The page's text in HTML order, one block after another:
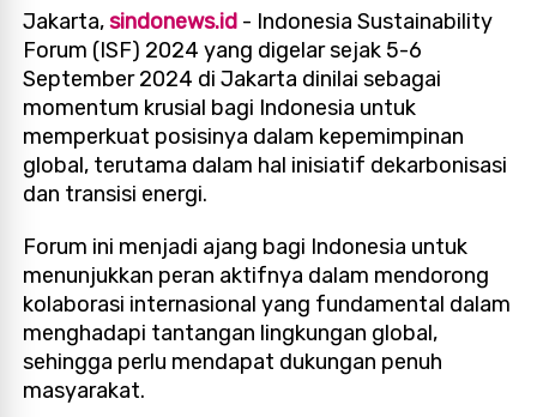
Jakarta,sindonews.id - Indonesia Sustainability
Forum (ISF) 2024 yang digelar sejak 5-6
September 2024 di Jakarta dinilai sebagai
momentum krusial bagi Indonesia untuk
memperkuat posisinya dalam kepemimpinan
global, terutama dalam hal inisiatif dekarbonisasi
dan transisi energi.
Forum ini menjadi ajang bagi Indonesia untuk
menunjukkan peran aktifnya dalam mendorong
kolaborasi internasional yang fundamental dalam
menghadapi tantangan lingkungan global,
sehingga perlu mendapat dukungan penuh
masyarakat.